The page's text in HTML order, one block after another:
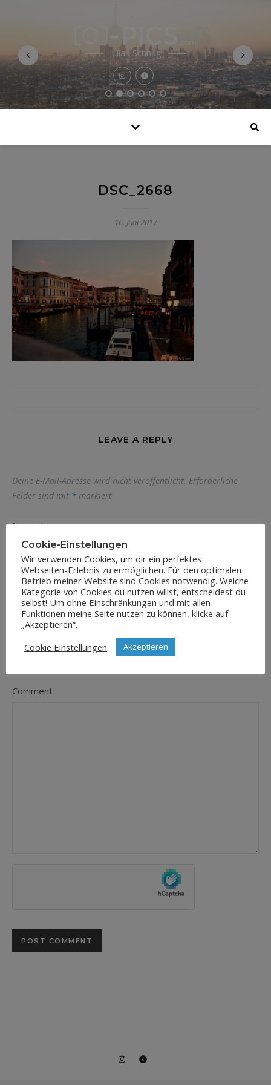
Julian Schnug
DSC_2668
16. Juni 2017
LEAVE A REPLY
Deine E-Mail-Adresse wird nicht veröffentlicht. Erforderliche
Felder sind mit * markiert
Name*
E-Mail-Adresse*
Comment
Cookie-Einstellungen
Wir verwenden Cookies, um dir ein perfektes
Webseiten-Erlebnis zu ermöglichen. Für den optimalen
Betrieb meiner Website sind Cookies notwendig. Welche
Kategorie von Cookies du nutzen willst, entscheidest du
selbst! Um ohne Einschränkungen und mit allen
Funktionen meine Seite nutzen zu können, klicke auf
„Akzeptieren“.
Cookie Einstellungen
Akzeptieren